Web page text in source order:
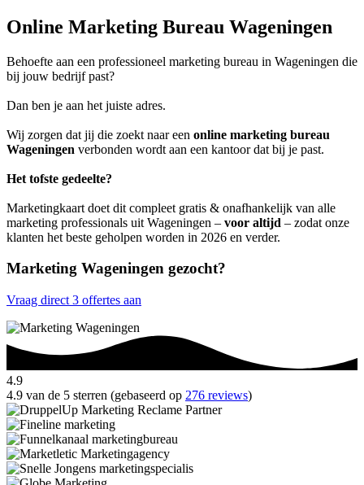
Online Marketing Bureau Wageningen
Behoefte aan een professioneel marketing bureau in Wageningen die
bij jouw bedrijf past?
Dan ben je aan het juiste adres.
Wij zorgen dat jij die zoekt naar een online marketing bureau
Wageningen verbonden wordt aan een kantoor dat bij je past.
Het tofste gedeelte?
Marketingkaart doet dit compleet gratis & onafhankelijk van alle
marketing professionals uit Wageningen – voor altijd – zodat onze
klanten het beste geholpen worden in 2026 en verder.
Marketing Wageningen gezocht?
Vraag direct 3 offertes aan
4.9
4.9 van de 5 sterren (gebaseerd op 276 reviews)